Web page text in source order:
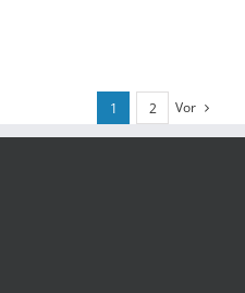
1 2 Vor